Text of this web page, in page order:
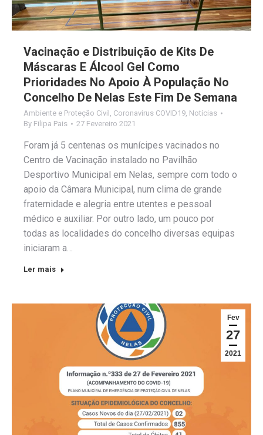
Vacinação e Distribuição de Kits De
Máscaras E Álcool Gel Como
Prioridades No Apoio À População No
Concelho De Nelas Este Fim De Semana
Ambiente e Proteção Civil Coronavirus COVID19 Notícias
By Filipa Pais 27 Fevereiro 2021
Foram já 5 centenas os munícipes vacinados no
Centro de Vacinação instalado no Pavilhão
Desportivo Municipal em Nelas, sempre com todo o
apoio da Câmara Municipal, num clima de grande
fraternidade e alegria entre utentes e pessoal
médico e auxiliar. Por outro lado, um pouco por
todas as localidades do concelho diversas equipas
iniciaram a…
Ler mais
Fev
27
2021